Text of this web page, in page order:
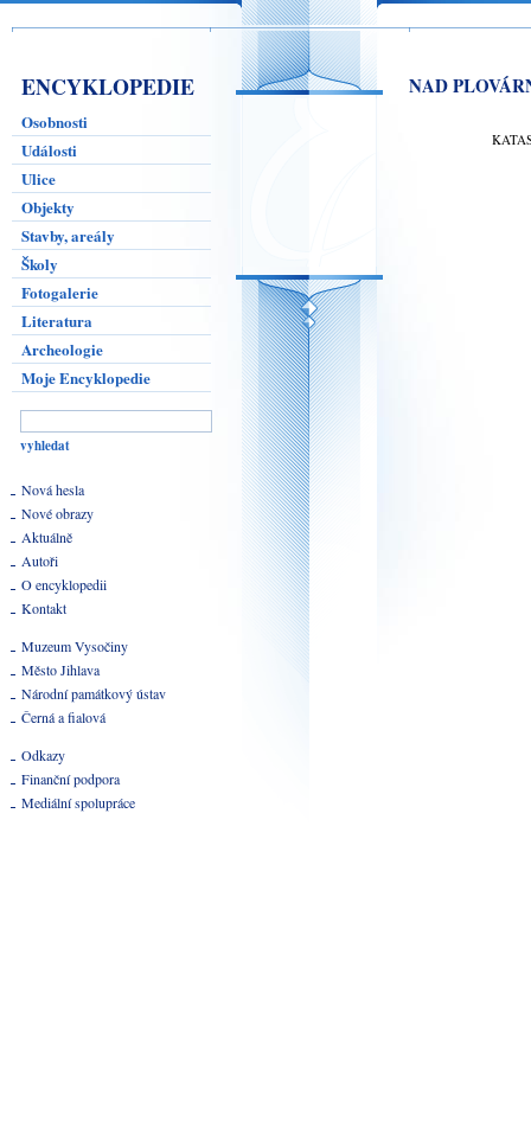
ENCYKLOPEDIE
Osobnosti
Události
Ulice
Objekty
Stavby, areály
Školy
Fotogalerie
Literatura
Archeologie
Moje Encyklopedie
Nová hesla
Nové obrazy
Aktuálně
Autoři
O encyklopedii
Kontakt
Muzeum Vysočiny
Město Jihlava
Národní památkový ústav
Černá a fialová
Odkazy
Finanční podpora
Mediální spolupráce
NAD